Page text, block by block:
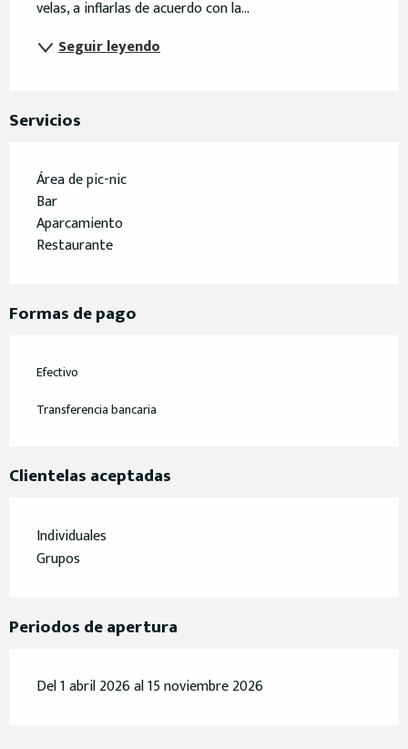
velas, a inflarlas de acuerdo con la...
Seguir leyendo
Servicios
Área de pic-nic
Bar
Aparcamiento
Restaurante
Formas de pago
Efectivo
Transferencia bancaria
Clientelas aceptadas
Individuales
Grupos
Periodos de apertura
Del 1 abril 2026 al 15 noviembre 2026